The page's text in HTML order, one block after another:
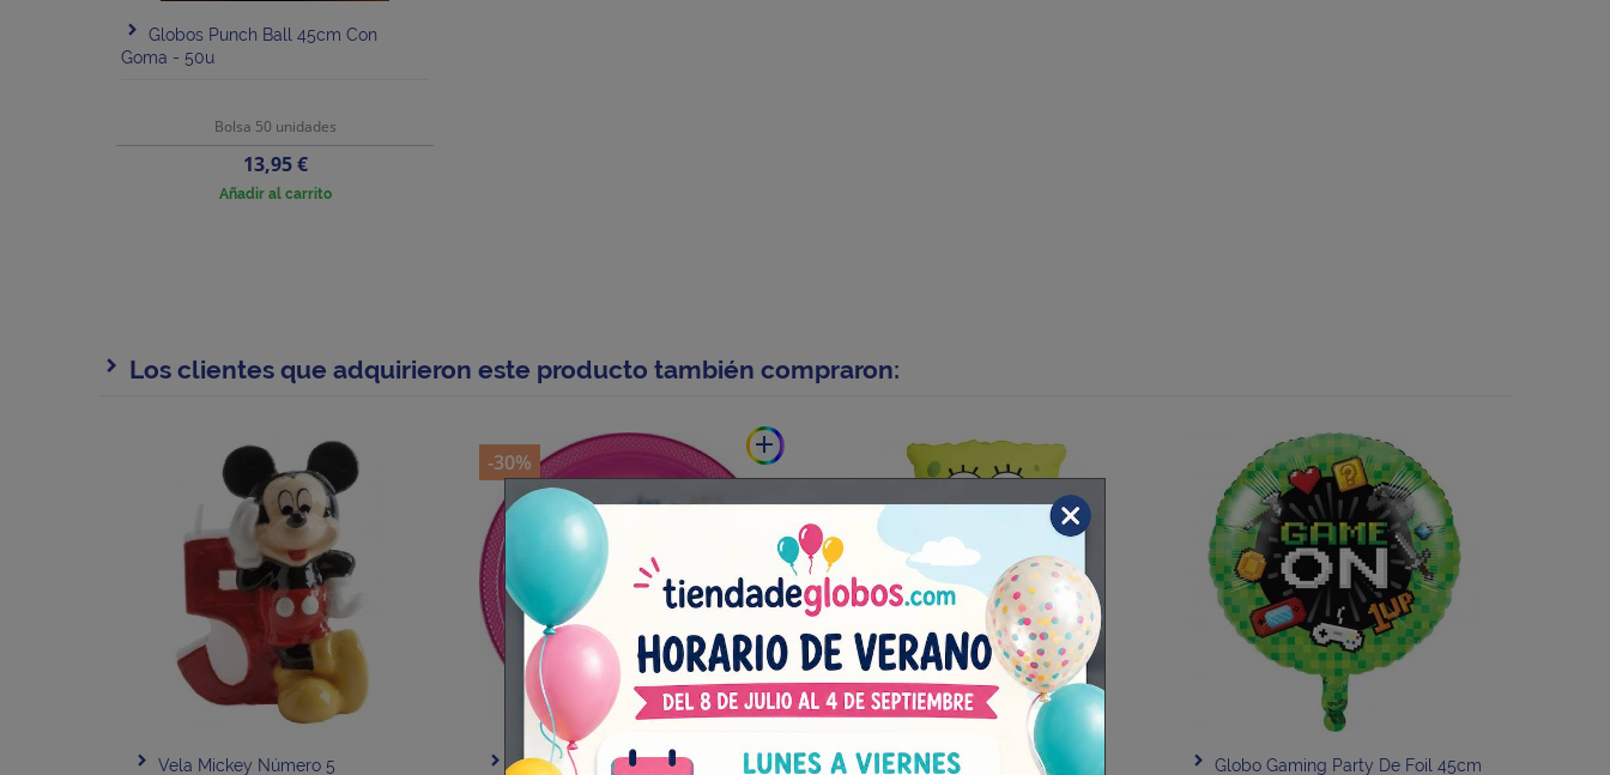
Globos Punch Ball 45cm Con
Goma - 50u
Bolsa 50 unidades
Precio
13,95 €
Añadir al carrito
Los clientes que adquirieron este producto también compraron:
Vela Mickey Número 5
add
Plato De Plástico 23cm
-30%
Globo Bob Esponja Foil Globo Gaming Party De Foil 45cm